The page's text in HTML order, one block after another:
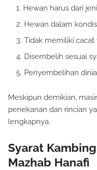
Hewan harus dari
Hewan dalam
Tidak memiliki cacat
Disembelih sesuai
Penyembelihan
Meskipun demikian,
penekanan dan rincian
lengkapnya.
Syarat
Mazhab Hanafi